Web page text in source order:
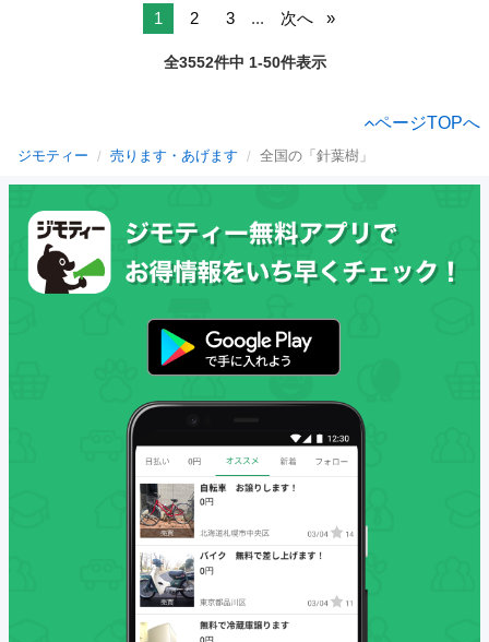
1 2 3 ... 次へ
全3552件中 1-50件表示
ページTOPへ
ジモティー 売ります・あげます 全国の「針葉樹」